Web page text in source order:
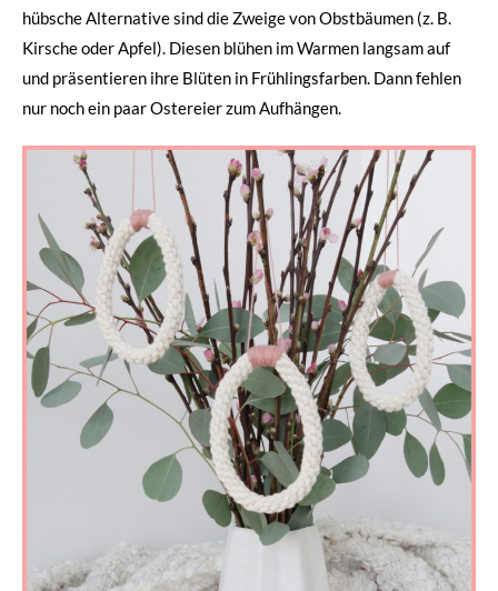
hübsche Alternative sind die Zweige von Obstbäumen (z. B.
Kirsche oder Apfel). Diesen blühen im Warmen langsam auf
und präsentieren ihre Blüten in Frühlingsfarben. Dann fehlen
nur noch ein paar Ostereier zum Aufhängen.